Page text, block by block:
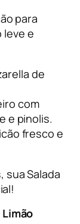
para
leve e
de
com
e pinolis.
fresco e
sua Salada